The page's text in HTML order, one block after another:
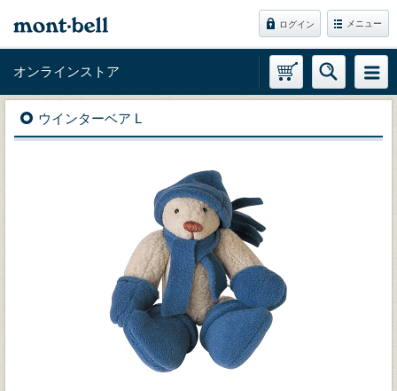
ログイン メニュー
オンラインストア
ウインターベア L